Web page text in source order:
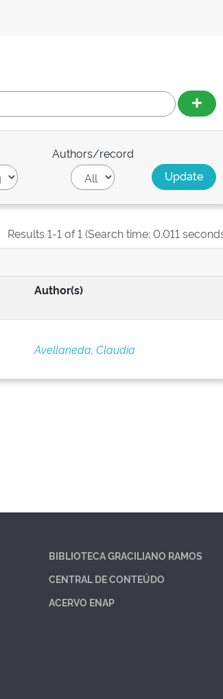
Authors/record
Results 1-1 of 1 (Search time: 0.011
Author(s)
Avellaneda, Claudia
BIBLIOTECA GRACILIANO RAMOS
CENTRAL DE CONTEÚDO
ACERVO ENAP